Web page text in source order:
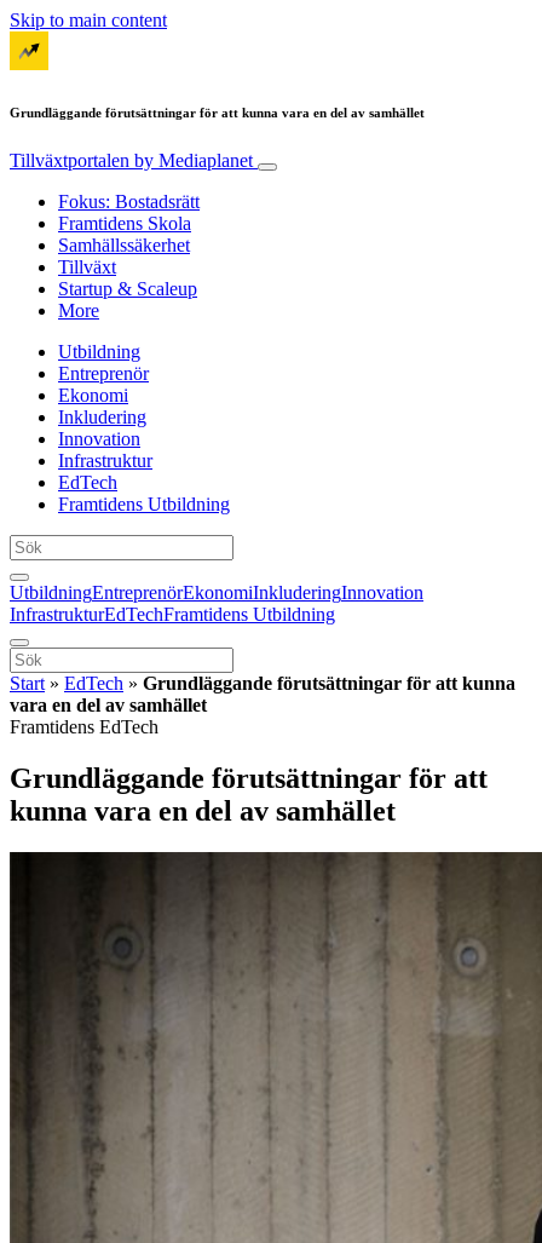
Skip to main content
Grundläggande förutsättningar för att kunna vara en del av samhället
Tillväxtportalen by Mediaplanet
Fokus: Bostadsrätt
Framtidens Skola
Samhällssäkerhet
Tillväxt
Startup & Scaleup
More
Utbildning
Entreprenör
Ekonomi
Inkludering
Innovation
Infrastruktur
EdTech
Framtidens Utbildning
UtbildningEntreprenörEkonomiInkluderingInnovation
InfrastrukturEdTechFramtidens Utbildning
Start » EdTech » Grundläggande förutsättningar för att kunna
vara en del av samhället
Framtidens EdTech
Grundläggande förutsättningar för att
kunna vara en del av samhället